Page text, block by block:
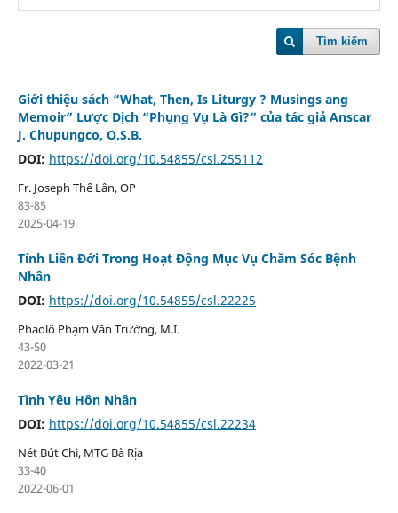
Tìm kiếm
Giới thiệu sách “What, Then, Is Liturgy ? Musings ang
Memoir” Lược Dịch “Phụng Vụ Là Gì?” của tác giả Anscar
J. Chupungco, O.S.B.
DOI: https://doi.org/10.54855/csl.255112
Fr. Joseph Thế Lân, OP
83-85
2025-04-19
Tính Liên Đới Trong Hoạt Động Mục Vụ Chăm Sóc Bệnh
Nhân
DOI: https://doi.org/10.54855/csl.22225
Phaolô Phạm Văn Trường, M.I.
43-50
2022-03-21
Tình Yêu Hôn Nhân
DOI: https://doi.org/10.54855/csl.22234
Nét Bút Chì, MTG Bà Rịa
33-40
2022-06-01